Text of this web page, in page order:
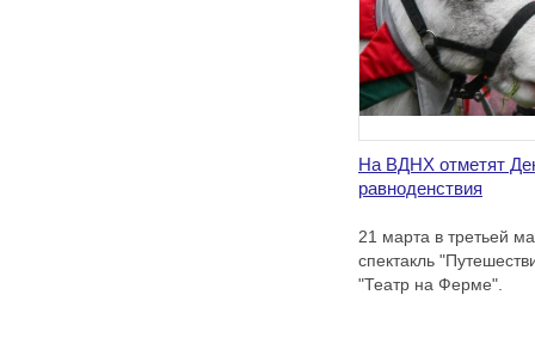
На ВДНХ отметят
равноденствия
21 марта в третьей
спектакль
"Театр на Ферме".